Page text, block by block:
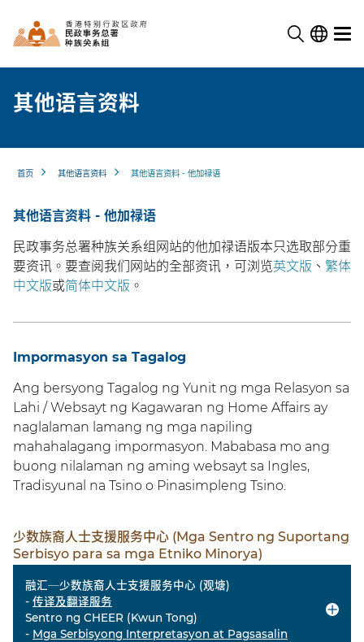
其他语言资料
首页 其他语言资料 其他语言资料 - 他加禄语
其他语言资料 - 他加禄语
民政事务总署种族关系组网站的他加禄语版本只选取部分重
要资讯。要查阅我们网站的全部资讯，可浏览英文版 、 繁体
中文版或简体中文版 。
Impormasyon sa Tagalog
Ang bersyong Tagalog ng Yunit ng mga Relasyon sa
Lahi / Websayt ng Kagawaran ng Home Affairs ay
naglalaman lamang ng mga napiling
mahahalagang impormasyon. Mababasa mo ang
buong nilalaman ng aming websayt sa Ingles,
Tradisyunal na Tsino o Pinasimpleng Tsino.
少数族裔人士支援服务中心 (Mga Sentro ng Suportang
Serbisyo para sa mga Etniko Minorya)
融汇─少数族裔人士支援服务中心 (观塘)
- 传译及翻译服务
Sentro ng CHEER (Kwun Tong)
- Mga Serbisyong Interpretasyon at Pagsasalin